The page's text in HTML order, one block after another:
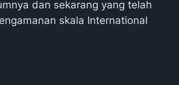
dan sekarang yang telah
skala International